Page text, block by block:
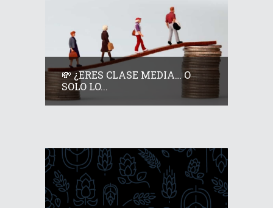
💸 ¿ERES CLASE MEDIA… O
SOLO LO...